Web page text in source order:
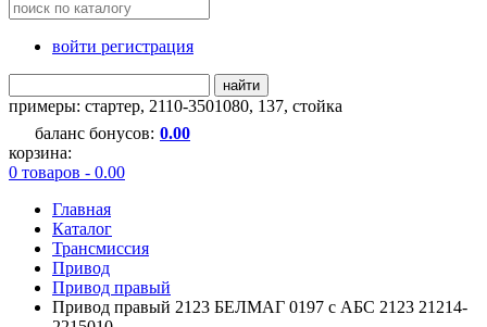
войти регистрация
найти
примеры: стартер, 2110-3501080, 137, стойка
баланс бонусов: 0.00
корзина:
0 товаров - 0.00
Главная
Каталог
Трансмиссия
Привод
Привод правый
Привод правый 2123 БЕЛМАГ 0197 с АБС 2123 21214-